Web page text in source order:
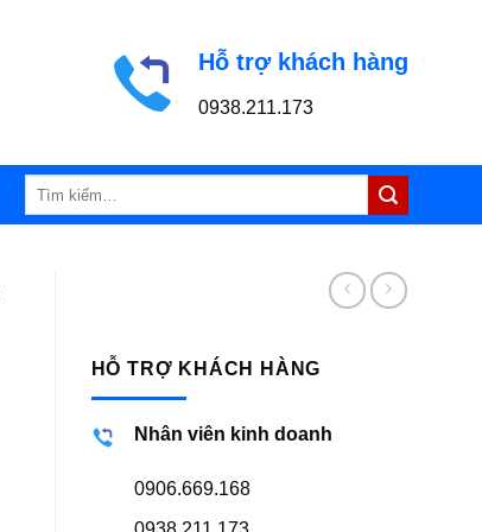
Hỗ trợ khách hàng
0938.211.173
HỖ TRỢ KHÁCH HÀNG
Nhân viên kinh doanh
0906.669.168